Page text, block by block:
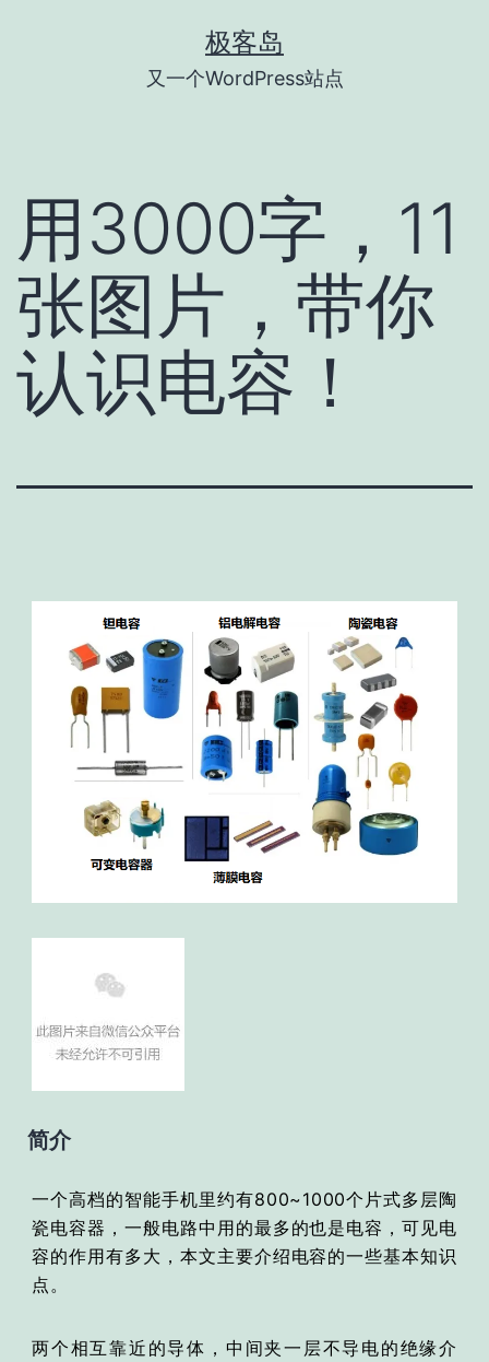
极客岛
又一个WordPress站点
用3000字，11
张图片，带你
认识电容！
简介
一个高档的智能手机里约有800~1000个片式多层陶
瓷电容器，一般电路中用的最多的也是电容，可见电
容的作用有多大，本文主要介绍电容的一些基本知识
点。
两个相互靠近的导体，中间夹一层不导电的绝缘介